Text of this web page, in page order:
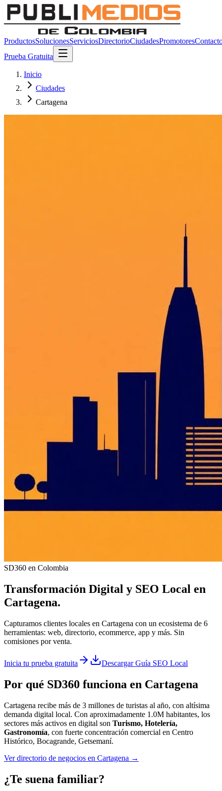
ProductosSolucionesServiciosDirectorioCiudadesPromotores
Prueba Gratuita
Inicio
Ciudades
Cartagena
SD360 en Colombia
Transformación Digital y SEO Local en
Cartagena.
Capturamos clientes locales en Cartagena con un ecosistema de 6
herramientas: web, directorio, ecommerce, app y más. Sin
comisiones por venta.
Inicia tu prueba gratuita Descargar Guía SEO Local
Por qué SD360 funciona en Cartagena
Cartagena recibe más de 3 millones de turistas al año, con altísima
demanda digital local. Con aproximadamente 1.0M habitantes, los
sectores más activos en digital son Turismo, Hotelería,
Gastronomía, con fuerte concentración comercial en Centro
Histórico, Bocagrande, Getsemaní.
Ver directorio de negocios en Cartagena →
¿Te suena familiar?